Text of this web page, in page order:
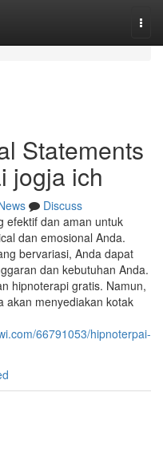
Statements
jogja ich
Discuss
efektif dan aman untuk
dan emosional Anda.
bervariasi, Anda dapat
dan kebutuhan Anda.
hipnoterapi gratis. Namun,
akan menyediakan kotak
66791053/hipnoterpai-